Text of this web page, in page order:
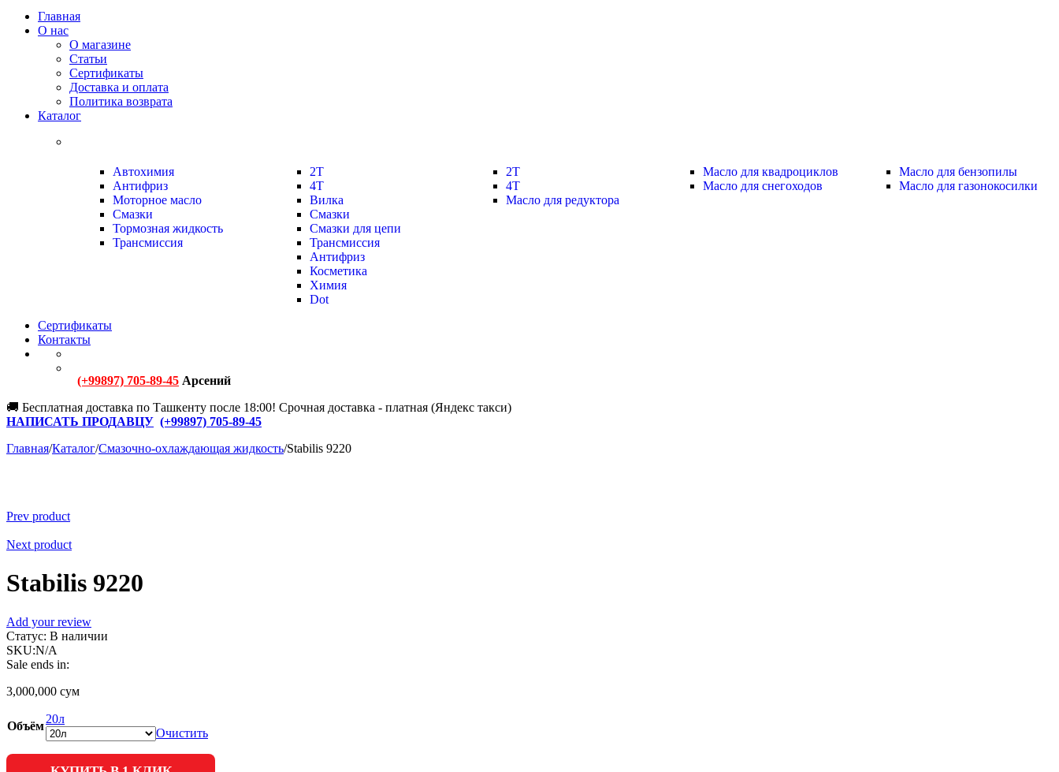
Главная
О нас
О магазине
Статьи
Сертификаты
Доставка и оплата
Политика возврата
Каталог
Автохимия
Антифриз
Моторное масло
Смазки
Тормозная жидкость
Трансмиссия
2Т
4Т
Вилка
Смазки
Смазки для цепи
Трансмиссия
Антифриз
Косметика
Химия
Dot
2Т
4Т
Масло для редуктора
Масло для квадроциклов
Масло для снегоходов
Масло для бензопилы
Масло для газонокосилки
Сертификаты
Контакты
(+99897) 705-89-45 Арсений
🚚 Бесплатная доставка по Ташкенту после 18:00! Срочная доставка - платная (Яндекс такси)
НАПИСАТЬ ПРОДАВЦУ (+99897) 705-89-45
Главная/Каталог/Смазочно-охлаждающая жидкость/Stabilis 9220
Prev product
Next product
Stabilis 9220
Add your review
Статус: В наличии
SKU:N/A
Sale ends in:
3,000,000 сум
Объём
20л
Очистить